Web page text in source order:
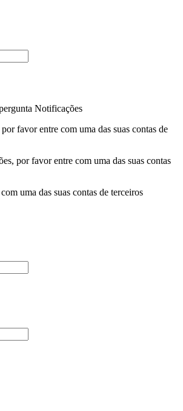
Notificações
favor entre com uma das suas contas de
por favor entre com uma das suas contas
uma das suas contas de terceiros